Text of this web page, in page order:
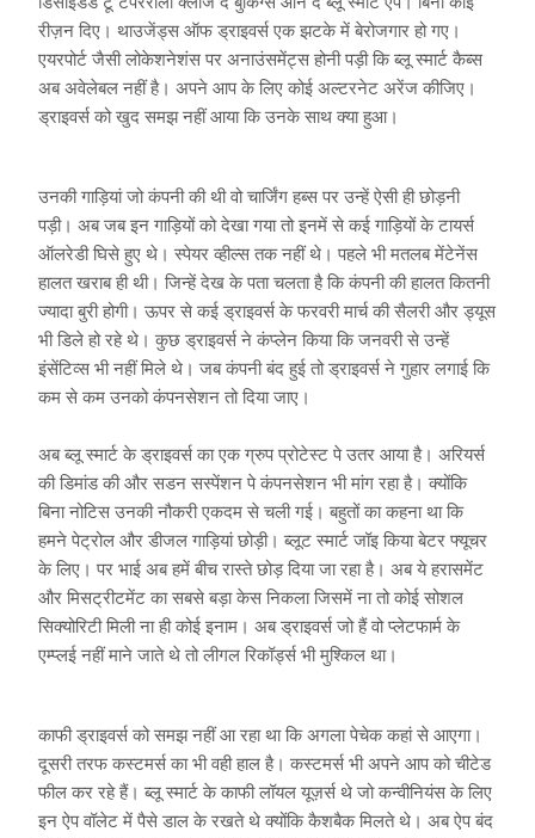
रीज़न दिए। थाउजेंड्स ऑफ ड्राइवर्स एक झटके में बेरोजगार हो गए।
एयरपोर्ट जैसी लोकेशनेशंस पर अनाउंसमेंट्स होनी पड़ी कि ब्लू स्मार्ट कैब्स
अब अवेलेबल नहीं है। अपने आप के लिए कोई अल्टरनेट अरेंज कीजिए।
ड्राइवर्स को खुद समझ नहीं आया कि उनके साथ क्या हुआ।
उनकी गाड़ियां जो कंपनी की थी वो चार्जिंग हब्स पर उन्हें ऐसी ही छोड़नी
पड़ी। अब जब इन गाड़ियों को देखा गया तो इनमें से कई गाड़ियों के टायर्स
ऑलरेडी घिसे हुए थे। स्पेयर व्हील्स तक नहीं थे। पहले भी मतलब मेंटेनेंस
हालत खराब ही थी। जिन्हें देख के पता चलता है कि कंपनी की हालत कितनी
ज्यादा बुरी होगी। ऊपर से कई ड्राइवर्स के फरवरी मार्च की सैलरी और ड्यूस
भी डिले हो रहे थे। कुछ ड्राइवर्स ने कंप्लेन किया कि जनवरी से उन्हें
इंसेंटिव्स भी नहीं मिले थे। जब कंपनी बंद हुई तो ड्राइवर्स ने गुहार लगाई कि
कम से कम उनको कंपनसेशन तो दिया जाए।
अब ब्लू स्मार्ट के ड्राइवर्स का एक ग्रुप प्रोटेस्ट पे उतर आया है। अरियर्स
की डिमांड की और सडन सस्पेंशन पे कंपनसेशन भी मांग रहा है। क्योंकि
बिना नोटिस उनकी नौकरी एकदम से चली गई। बहुतों का कहना था कि
हमने पेट्रोल और डीजल गाड़ियां छोड़ी। ब्लूट स्मार्ट जॉइ किया बेटर फ्यूचर
के लिए। पर भाई अब हमें बीच रास्ते छोड़ दिया जा रहा है। अब ये हरासमेंट
और मिसट्रीटमेंट का सबसे बड़ा केस निकला जिसमें ना तो कोई सोशल
सिक्योरिटी मिली ना ही कोई इनाम। अब ड्राइवर्स जो हैं वो प्लेटफार्म के
एम्प्लई नहीं माने जाते थे तो लीगल रिकॉर्ड्स भी मुश्किल था।
काफी ड्राइवर्स को समझ नहीं आ रहा था कि अगला पेचेक कहां से आएगा।
दूसरी तरफ कस्टमर्स का भी वही हाल है। कस्टमर्स भी अपने आप को चीटेड
फील कर रहे हैं। ब्लू स्मार्ट के काफी लॉयल यूज़र्स थे जो कन्वीनियंस के लिए
इन ऐप वॉलेट में पैसे डाल के रखते थे क्योंकि कैशबैक मिलते थे। अब ऐप बंद